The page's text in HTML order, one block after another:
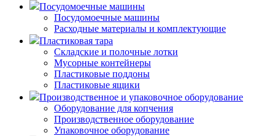
Посудомоечные машины
Посудомоечные машины
Расходные материалы и комплектующие
Пластиковая тара
Складские и полочные лотки
Мусорные контейнеры
Пластиковые поддоны
Пластиковые ящики
Производственное и упаковочное оборудование
Оборудование для копчения
Производственное оборудование
Упаковочное оборудование